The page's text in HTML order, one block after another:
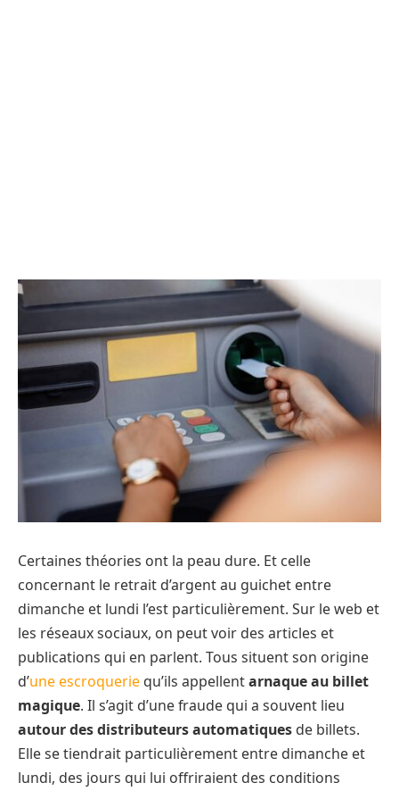
Certaines théories ont la peau dure. Et celle
concernant le retrait d’argent au guichet entre
dimanche et lundi l’est particulièrement. Sur le web et
les réseaux sociaux, on peut voir des articles et
publications qui en parlent. Tous situent son origine
d’une escroquerie qu’ils appellentarnaque au billet
magique. Il s’agit d’une fraude qui a souvent lieu
autour des distributeurs automatiques de billets.
Elle se tiendrait particulièrement entre dimanche et
lundi, des jours qui lui offriraient des conditions